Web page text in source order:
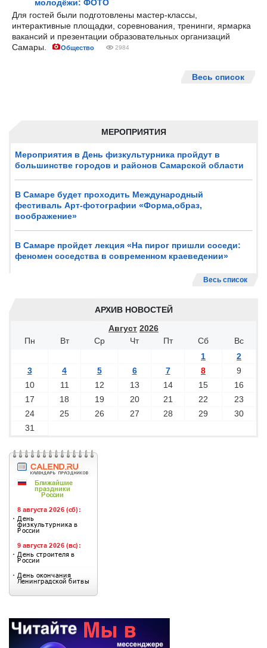
МЕРОПРИЯТИЯ
Мероприятия в День физкультурника пройдут в
большинстве городов и районов Самарской области
В Самаре будет проходить Международный
фестиваль Арт-фотографии «Форма,образ,
воображение»
В Самаре пройдет лекция «На пирог пришли соседи:
феномен соседства в современном краеведении»
Весь список
АРХИВ НОВОСТЕЙ
Август 2026
Пн
Вт Ср Чт Пт Сб
Вс
1
2
3
4 5 6 7 8
9
10
11 12 13 14 15
16
17
18 19 20 21 22
23
24
25 26 27 28 29
30
31
молодёжи: ФОТО
Для гостей были подготовлены мастер-классы,
интерактивные площадки, соревнования, тренинги, ярмарка
вакансий и презентации образовательных организаций
Самары.
Общество 2984
Весь список